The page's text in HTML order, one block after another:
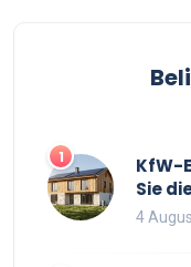
unterschiedliche
diesem Artikel
Entdecken Sie
Installation und
1
KfW-
Sie
4